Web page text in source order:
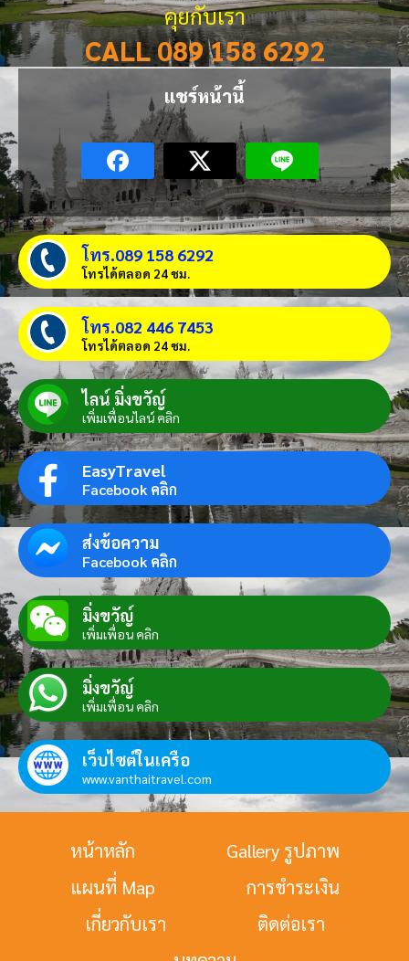
คุยกับเรา
CALL 089 158 6292
แชร์หน้านี้
โทร.089 158 6292
โทรได้ตลอด 24 ชม.
โทร.082 446 7453
โทรได้ตลอด 24 ชม.
ไลน์ มิ่งขวัญ์
เพิ่มเพื่อนไลน์ คลิก
EasyTravel
Facebook คลิก
ส่งข้อความ
Facebook คลิก
มิ่งขวัญ์
เพิ่มเพื่อน คลิก
มิ่งขวัญ์
เพิ่มเพื่อน คลิก
เว็บไซต์ในเครือ
www.vanthaitravel.com
หน้าหลัก
Gallery รูปภาพ
แผนที่ Map
การชำระเงิน
เกี่ยวกับเรา
ติดต่อเรา